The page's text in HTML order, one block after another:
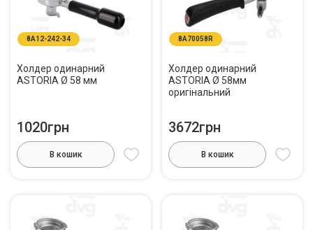
8A12-242-34
Холдер одинарний
ASTORIA Ø 58 мм
1020грн
В кошик
8A70058R
Холдер одинарний
ASTORIA Ø 58мм
оригінальний
3672грн
В кошик